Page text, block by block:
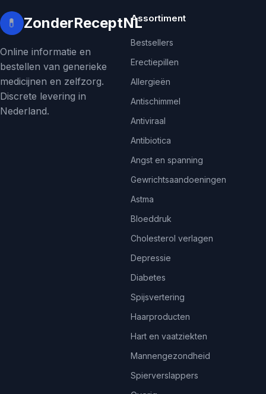
💊 ZonderReceptNL
Online informatie en
bestellen van generieke
medicijnen en zelfzorg.
Discrete levering in
Nederland.
Assortiment
Bestsellers
Erectiepillen
Allergieën
Antischimmel
Antiviraal
Antibiotica
Angst en spanning
Gewrichtsaandoeningen
Astma
Bloeddruk
Cholesterol verlagen
Depressie
Diabetes
Spijsvertering
Haarproducten
Hart en vaatziekten
Mannengezondheid
Spierverslappers